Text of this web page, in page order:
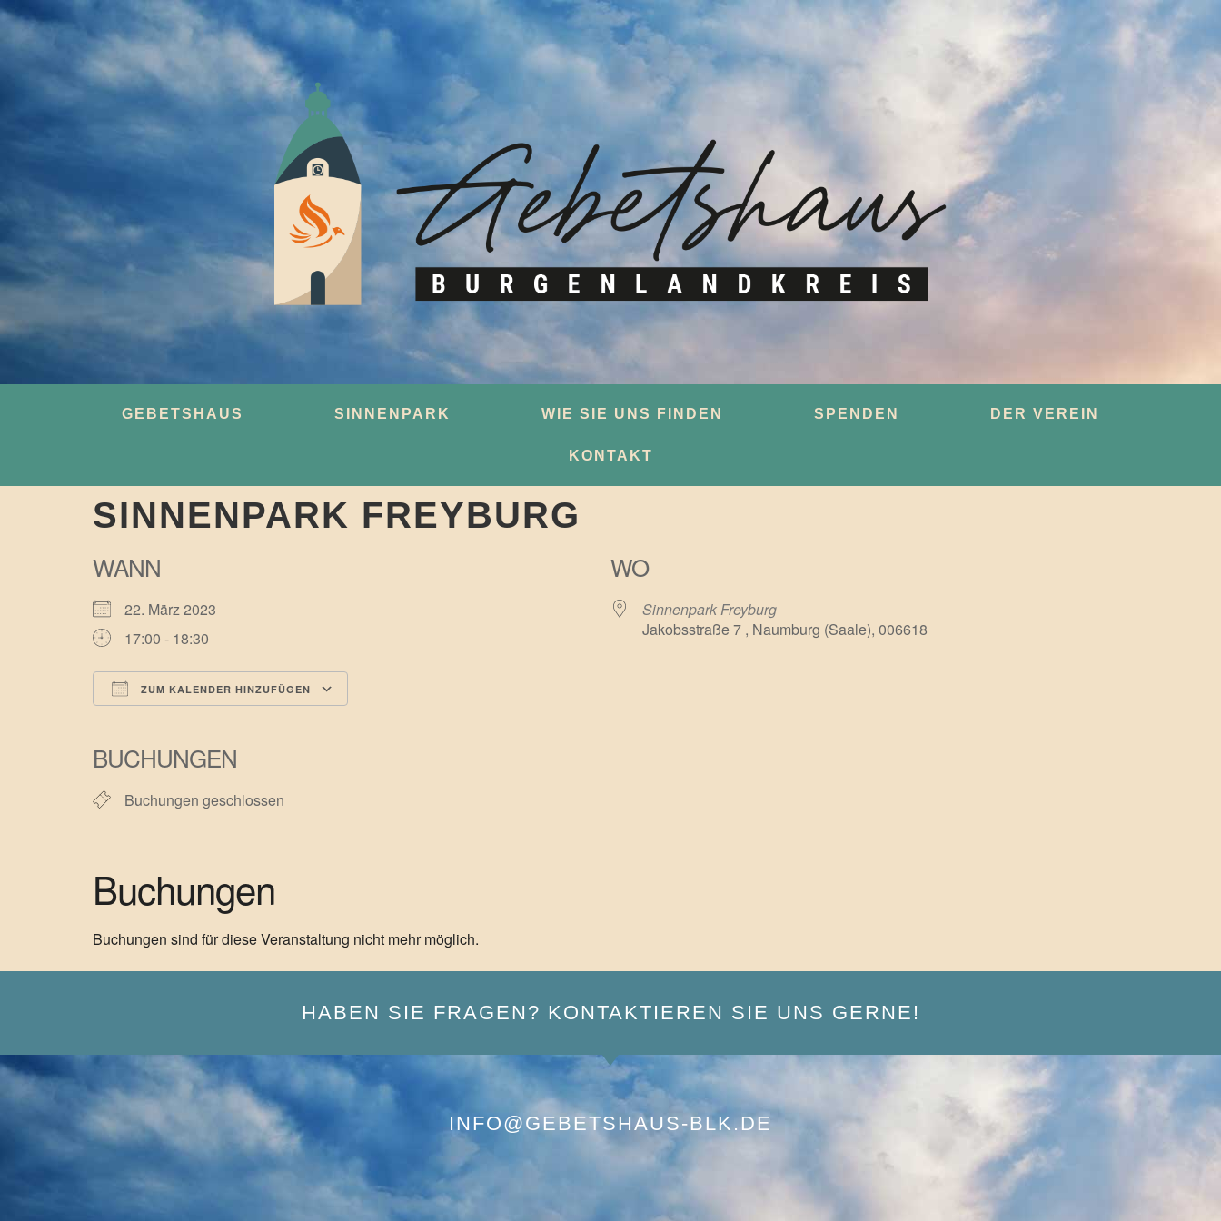
GEBETSHAUS SINNENPARK WIE SIE UNS FINDEN SPENDEN DER VEREIN
KONTAKT
SINNENPARK FREYBURG
WANN
22. März 2023
17:00 - 18:30
ZUM KALENDER HINZUFÜGEN
BUCHUNGEN
Buchungen geschlossen
WO
Sinnenpark Freyburg
Jakobsstraße 7 , Naumburg (Saale), 006618
Buchungen
Buchungen sind für diese Veranstaltung nicht mehr möglich.
HABEN SIE FRAGEN? KONTAKTIEREN SIE UNS GERNE!
INFO@GEBETSHAUS-BLK.DE